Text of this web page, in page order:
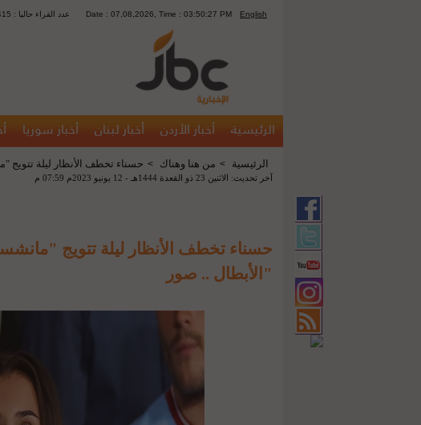
English
Date : 07,08,2026, Time : 03:50:27 PM 1415 : عدد القراء حاليا
الرئيسية أخبار الأردن أخبار لبنان أخبار سوريا
الرئيسية > من هنا وهناك > حسناء تخطف الأنظار ليلة تتويج
آخر تحديث: الاثنين 23 ذو القعدة 1444هـ - 12 يونيو 2023م 07:59 م
حسناء تخطف الأنظار ليلة تتويج
"الأبطال .. صور